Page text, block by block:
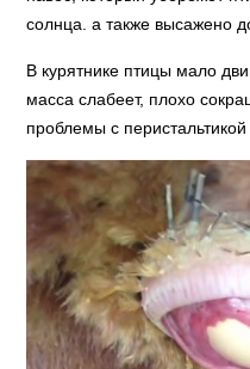
солнца. а также высажено
В курятнике птицы мало
масса слабеет, плохо
проблемы с перистальтикой